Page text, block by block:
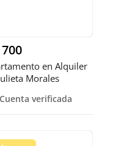
700
en Alquiler
Morales
Cuenta verificada